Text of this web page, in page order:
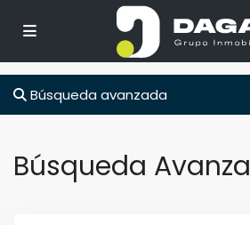
Búsqueda avanzada
Búsqueda